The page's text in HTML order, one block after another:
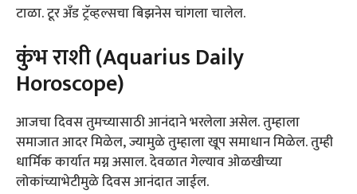
टाळा. टूर अँड ट्रॅव्हल्सचा बिझनेस चांगला चालेल.
कुंभ राशी (Aquarius Daily
Horoscope)
आजचा दिवस तुमच्यासाठी आनंदाने भरलेला असेल. तुम्हाला
समाजात आदर मिळेल, ज्यामुळे तुम्हाला खूप समाधान मिळेल. तुम्ही
धार्मिक कार्यात मग्न असाल. देवळात गेल्याव ओळखीच्या
लोकांच्याभेटीमुळे दिवस आनंदात जाईल.